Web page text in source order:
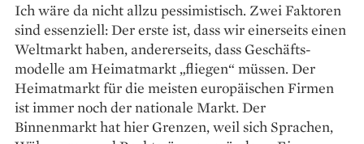
Ich wäre da nicht allzu pessimistisch. Zwei Faktoren
sind essenziell: Der erste ist, dass wir einerseits einen
Weltmarkt haben, andererseits, dass Geschäfts­
modelle am Heimatmarkt „fliegen“ müssen. Der
Heimatmarkt für die meisten europäischen Firmen
ist immer noch der nationale Markt. Der
Binnenmarkt hat hier Grenzen, weil sich Sprachen,